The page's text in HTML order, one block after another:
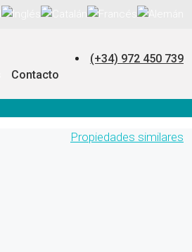
Contacto
(+34) 972 450 739
Propiedades similares